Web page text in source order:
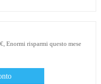
Enormi risparmi questo mese